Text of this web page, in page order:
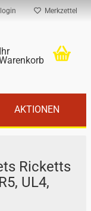
Merkzettel
Ihr
AKTIONEN
Ri­cketts
UL4,